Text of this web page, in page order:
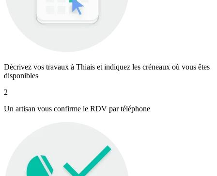
Décrivez vos travaux à Thiais et indiquez les créneaux où vous êtes
disponibles
2
Un artisan vous confirme le RDV par téléphone